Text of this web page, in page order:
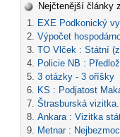
Nejčtenější články
EXE Podkonický
Výpočet
TO Vlček : Státní
Policie NB :
3 otázky - 3 oříšky
KS : Podjatost
Štrasburská
Ankara : Vizitka
Metnar :